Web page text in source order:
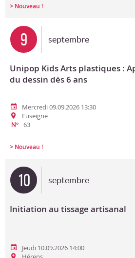
> Nouveau !
9 septembre
Unipop Kids Arts plastiques :
du dessin dès 6 ans
Mercredi 09.09.2026 13:30
Euseigne
N° 63
> Nouveau !
10 septembre
Initiation au tissage artisanal
Jeudi 10.09.2026 14:00